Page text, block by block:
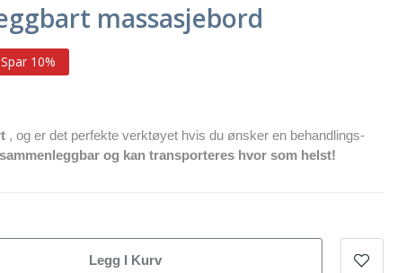
massasjebord
Spar 10%
, og er det perfekte verktøyet hvis du ønsker en behandlings-
sammenleggbar og kan transporteres hvor som helst!
Legg I Kurv